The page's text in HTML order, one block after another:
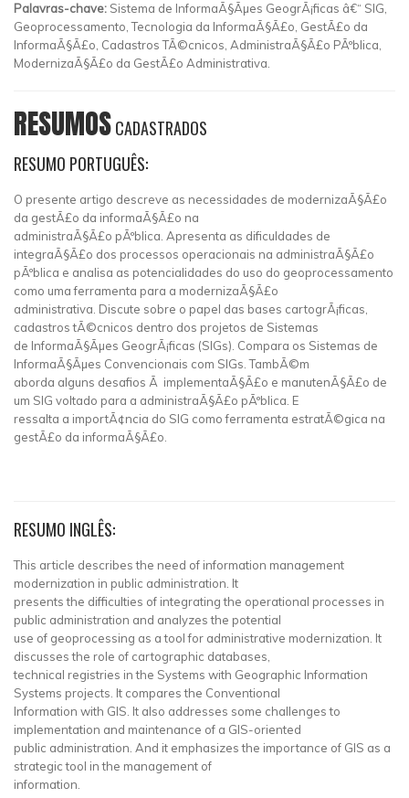
Palavras-chave: Sistema de InformaÃ§Ãµes GeogrÃ¡ficas â€“ SIG,
Geoprocessamento, Tecnologia da InformaÃ§Ã£o, GestÃ£o da
InformaÃ§Ã£o, Cadastros TÃ©cnicos, AdministraÃ§Ã£o PÃºblica,
ModernizaÃ§Ã£o da GestÃ£o Administrativa.
RESUMOSCADASTRADOS
RESUMO PORTUGUÊS:
O presente artigo descreve as necessidades de modernizaÃ§Ã£o
da gestÃ£o da informaÃ§Ã£o na
administraÃ§Ã£o pÃºblica. Apresenta as dificuldades de
integraÃ§Ã£o dos processos operacionais na administraÃ§Ã£o
pÃºblica e analisa as potencialidades do uso do geoprocessamento
como uma ferramenta para a modernizaÃ§Ã£o
administrativa. Discute sobre o papel das bases cartogrÃ¡ficas,
cadastros tÃ©cnicos dentro dos projetos de Sistemas
de InformaÃ§Ãµes GeogrÃ¡ficas (SIGs). Compara os Sistemas de
InformaÃ§Ãµes Convencionais com SIGs. TambÃ©m
aborda alguns desafios Ã implementaÃ§Ã£o e manutenÃ§Ã£o de
um SIG voltado para a administraÃ§Ã£o pÃºblica. E
ressalta a importÃ¢ncia do SIG como ferramenta estratÃ©gica na
gestÃ£o da informaÃ§Ã£o.
RESUMO INGLÊS:
This article describes the need of information management
modernization in public administration. It
presents the difficulties of integrating the operational processes in
public administration and analyzes the potential
use of geoprocessing as a tool for administrative modernization. It
discusses the role of cartographic databases,
technical registries in the Systems with Geographic Information
Systems projects. It compares the Conventional
Information with GIS. It also addresses some challenges to
implementation and maintenance of a GIS-oriented
public administration. And it emphasizes the importance of GIS as a
strategic tool in the management of
information.